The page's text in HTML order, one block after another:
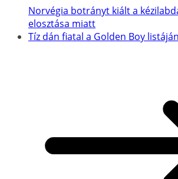
Norvégia botrányt kiált a
elosztása miatt
Tíz dán fiatal a Golden Boy listáján